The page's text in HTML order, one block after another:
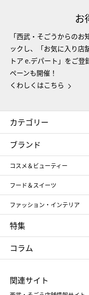
お
「西武・そごうからの
ックし、「お気に入り店
トア e.デパート」をご
ペーンも開催！
くわしくはこちら
カテゴリー
コスメ＆ビューティー
ギフト
メンズ
スポーツ・アウトドア
お中元
ブランド
コスメ＆ビューティー
SHISEIDO
ポール&ジョー ボーテ
NARS
RMK
クリニーク
フード＆スイーツ
アンリ・シャルパンティエ
ゴディバ
たねや
ねんりん家
ファッション・インテリア
ポロ ラルフ ローレン
タケオ キクチ
シュタイフ
特集
お中元
ひな人形
父の日
コラム
菓子折り
関連サイト